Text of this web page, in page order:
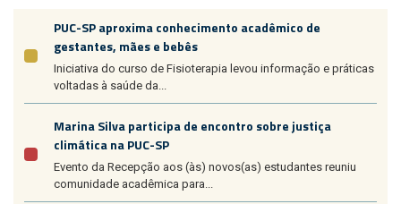
PUC-SP aproxima conhecimento acadêmico de
gestantes, mães e bebês
Iniciativa do curso de Fisioterapia levou informação e práticas
voltadas à saúde da...
Marina Silva participa de encontro sobre justiça
climática na PUC-SP
Evento da Recepção aos (às) novos(as) estudantes reuniu
comunidade acadêmica para...